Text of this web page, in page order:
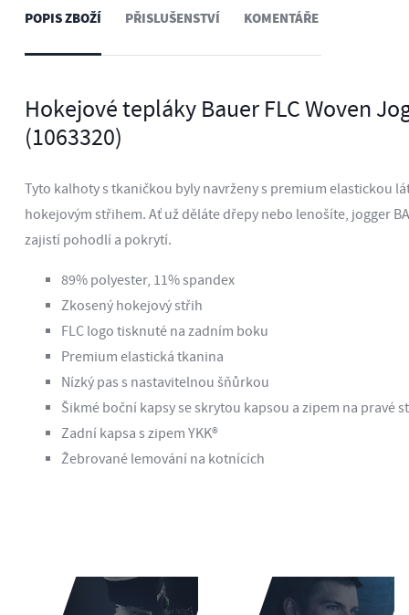
POPIS ZBOŽÍ
Hokejové tepláky Bauer FLC Woven
(1063320)
Tyto kalhoty s tkaničkou byly navrženy s premium elastickou
hokejovým střihem. Ať už děláte dřepy nebo lenošíte, jogger
zajistí pohodlí a pokrytí.
89% polyester, 11% spandex
Zkosený hokejový střih
FLC logo tisknuté na zadním boku
Premium elastická tkanina
Nízký pas s nastavitelnou šňůrkou
Šikmé boční kapsy se skrytou kapsou a zipem na pravé
Zadní kapsa s zipem YKK®
Žebrované lemování na kotnících
PŘISLUŠENSTVÍ KOMENTÁŘE